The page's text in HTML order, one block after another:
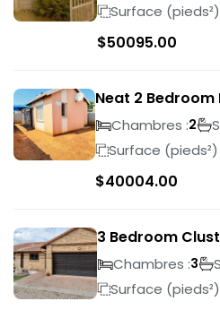
Surface
$50095.00
Neat 2 Bedroom
In Sky City
Chambres :2
Surface (pieds²)
$40004.00
3 Bedroom
Market Park
Chambres :3
Surface